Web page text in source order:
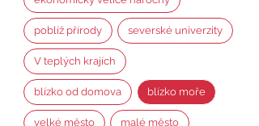
poblíž přírody severské univerzity
V teplých krajích
blízko od domova blízko moře
velké město malé město